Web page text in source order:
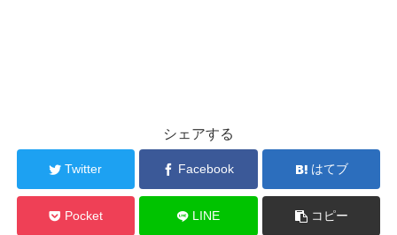
シェアする
Twitter Facebook はてブ
Pocket LINE コピー